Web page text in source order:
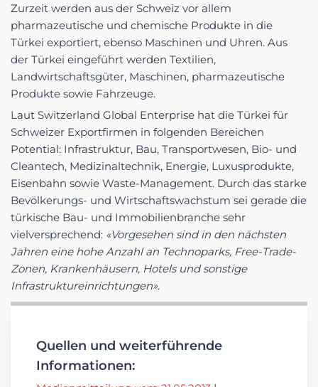
Zurzeit werden aus der Schweiz vor allem
pharmazeutische und chemische Produkte in die
Türkei exportiert, ebenso Maschinen und Uhren. Aus
der Türkei eingeführt werden Textilien,
Landwirtschaftsgüter, Maschinen, pharmazeutische
Produkte sowie Fahrzeuge.
Laut Switzerland Global Enterprise hat die Türkei für
Schweizer Exportfirmen in folgenden Bereichen
Potential: Infrastruktur, Bau, Transportwesen, Bio- und
Cleantech, Medizinaltechnik, Energie, Luxusprodukte,
Eisenbahn sowie Waste-Management. Durch das starke
Bevölkerungs- und Wirtschaftswachstum sei gerade die
türkische Bau- und Immobilienbranche sehr
vielversprechend: «Vorgesehen sind in den nächsten
Jahren eine hohe Anzahl an Technoparks, Free-Trade-
Zonen, Krankenhäusern, Hotels und sonstige
Infrastruktureinrichtungen».
Quellen und weiterführende
Informationen: